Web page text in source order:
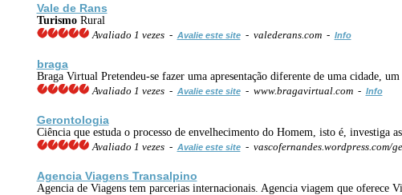
Vale de Rans
TurismoRural
Avaliado 1 vezes - Avalie este site- valederans.com - Info
braga
Braga Virtual Pretendeu-se fazer uma apresentação diferente de uma cidade,
Avaliado 1 vezes - Avalie este site- www.bragavirtual.com - Info
Gerontologia
Ciência que estuda o processo de envelhecimento do Homem, isto é, investiga
Avaliado 1 vezes - Avalie este site- vascofernandes.wordpress.com/
Agencia Viagens Transalpino
Agencia de Viagens tem parcerias internacionais. Agencia viagem que oferece